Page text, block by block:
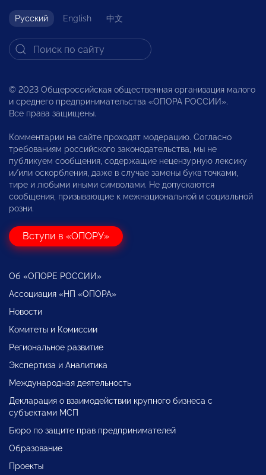
Русский English 中文
© 2023 Общероссийская общественная организация малого
и среднего предпринимательства «ОПОРА РОССИИ».
Все права защищены.
Комментарии на сайте проходят модерацию. Согласно
требованиям российского законодательства, мы не
публикуем сообщения, содержащие нецензурную лексику
и/или оскорбления, даже в случае замены букв точками,
тире и любыми иными символами. Не допускаются
сообщения, призывающие к межнациональной и социальной
розни.
Вступи в «ОПОРУ»
Об «ОПОРЕ РОССИИ»
Ассоциация «НП «ОПОРА»
Новости
Комитеты и Комиссии
Региональное развитие
Экспертиза и Аналитика
Международная деятельность
Декларация о взаимодействии крупного бизнеса с
субъектами МСП
Бюро по защите прав предпринимателей
Образование
Проекты